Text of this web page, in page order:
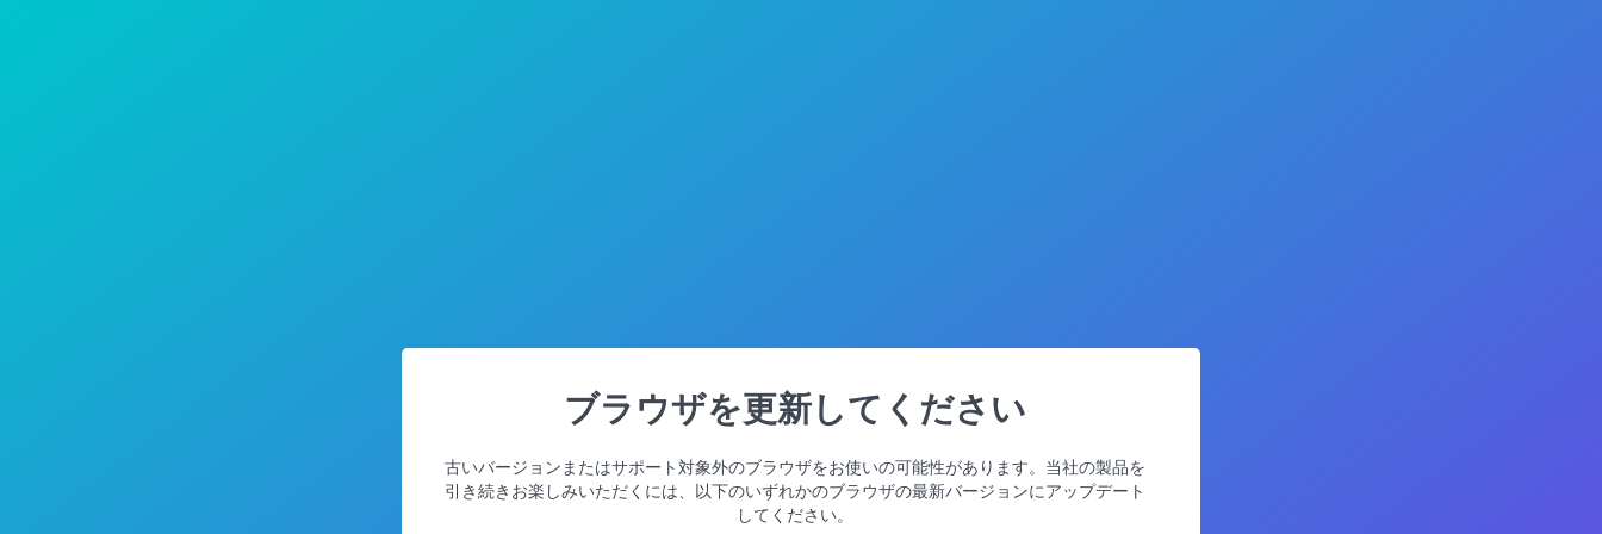
ブラウザを更新してください
古いバージョンまたはサポート対象外のブラウザをお使いの可能性があります。当社の製品を
引き続きお楽しみいただくには、以下のいずれかのブラウザの最新バージョンにアップデート
してください。